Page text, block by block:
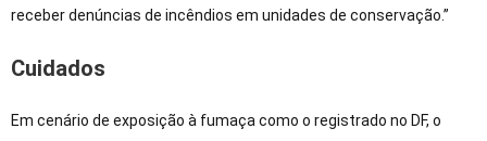
receber denúncias de incêndios em unidades de conservação.”
Cuidados
Em cenário de exposição à fumaça como o registrado no DF, o